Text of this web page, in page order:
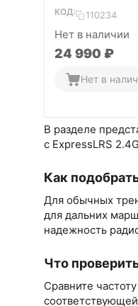
В разделе
с ExpressLRS
Как
Для обычных
для дальних
надежность
Что
Сравните
КОД: 110234
Нет в наличии
24 990 ₽
Нет в